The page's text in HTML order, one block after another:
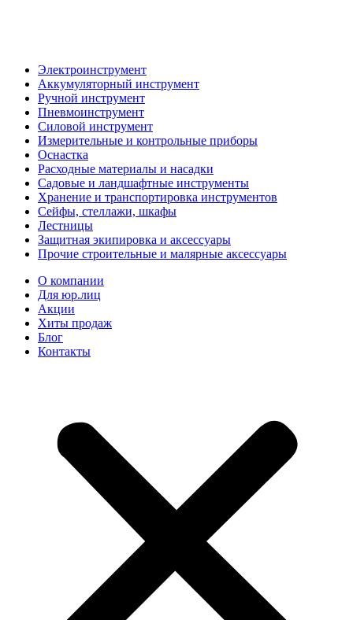
Электроинструмент
Аккумуляторный инструмент
Ручной инструмент
Пневмоинструмент
Силовой инструмент
Измерительные и контрольные приборы
Оснастка
Расходные материалы и насадки
Садовые и ландшафтные инструменты
Хранение и транспортировка инструментов
Сейфы, стеллажи, шкафы
Лестницы
Защитная экипировка и аксессуары
Прочие строительные и малярные аксессуары
О компании
Для юр.лиц
Акции
Хиты продаж
Блог
Контакты